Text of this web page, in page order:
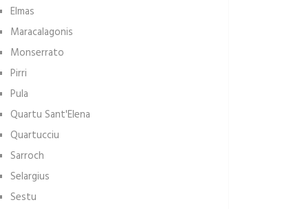
Elmas
Maracalagonis
Monserrato
Pirri
Pula
Quartu Sant'Elena
Quartucciu
Sarroch
Selargius
Sestu